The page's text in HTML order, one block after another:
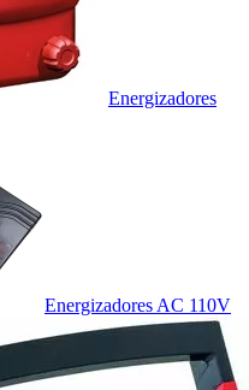
Energizadores
Energizadores AC 110V